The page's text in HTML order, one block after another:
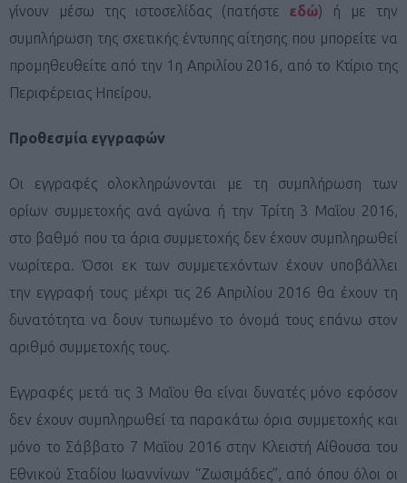
γίνουν μέσω της ιστοσελίδας (πατήστε εδώ) ή με την
συμπλήρωση της σχετικής έντυπης αίτησης που μπορείτε να
προμηθευθείτε από την 1η Απριλίου 2016, από το Κτίριο της
Περιφέρειας Ηπείρου.
Προθεσμία εγγραφών
Οι εγγραφές ολοκληρώνονται με τη συμπλήρωση των
ορίων συμμετοχής ανά αγώνα ή την Τρίτη 3 Μαΐου 2016,
στο βαθμό που τα άρια συμμετοχής δεν έχουν συμπληρωθεί
νωρίτερα. Όσοι εκ των συμμετεχόντων έχουν υποβάλλει
την εγγραφή τους μέχρι τις 26 Απριλίου 2016 θα έχουν τη
δυνατότητα να δουν τυπωμένο το όνομά τους επάνω στον
αριθμό συμμετοχής τους.
Εγγραφές μετά τις 3 Μαΐου θα είναι δυνατές μόνο εφόσον
δεν έχουν συμπληρωθεί τα παρακάτω όρια συμμετοχής και
μόνο το Σάββατο 7 Μαΐου 2016 στην Κλειστή Αίθουσα του
Εθνικού Σταδίου Ιωαννίνων “Ζωσιμάδες”, από όπου όλοι οι